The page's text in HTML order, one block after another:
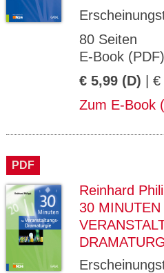
80 Seiten
E-Book
€ 5,99 (D) |
Zum E-Book
PDF
Reinhard
30 MINUTEN